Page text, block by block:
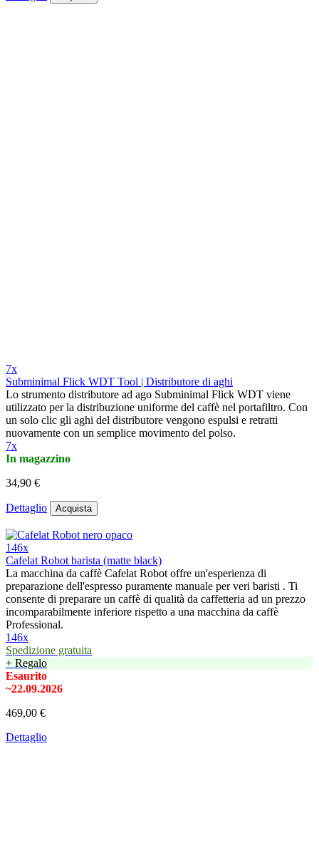
7x
Subminimal Flick WDT Tool | Distributore di aghi
Lo strumento distributore ad ago Subminimal Flick WDT viene
utilizzato per la distribuzione uniforme del caffè nel portafiltro. Con
un solo clic gli aghi del distributore vengono espulsi e retratti
nuovamente con un semplice movimento del polso.
7x
In magazzino
34,90 €
Dettaglio Acquista
146x
Cafelat Robot barista (matte black)
La macchina da caffè Cafelat Robot offre un'esperienza di
preparazione dell'espresso puramente manuale per veri baristi . Ti
consente di preparare un caffè di qualità da caffetteria ad un prezzo
incomparabilmente inferiore rispetto a una macchina da caffè
Professional.
146x
Spedizione gratuita
+ Regalo
Esaurito
~22.09.2026
469,00 €
Dettaglio